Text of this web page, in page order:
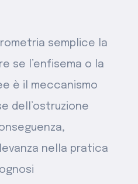
semplice la
se l’enfisema o la
è il meccanismo
dell’ostruzione
nella pratica